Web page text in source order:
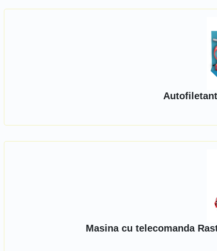
Masina cu telecomanda